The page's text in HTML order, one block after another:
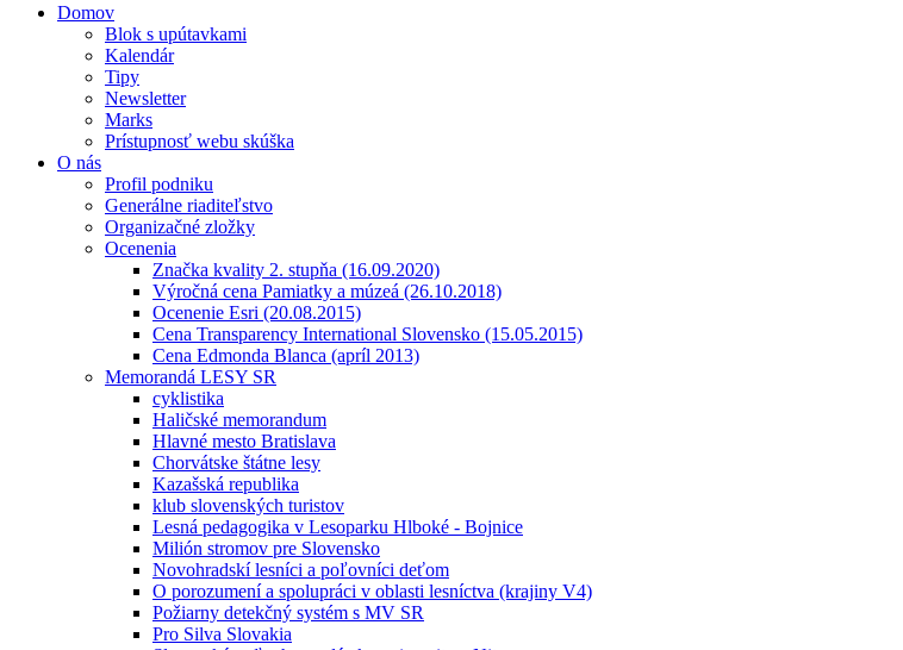
Domov
Blok s upútavkami
Kalendár
Tipy
Newsletter
Marks
Prístupnosť webu skúška
O nás
Profil podniku
Generálne riaditeľstvo
Organizačné zložky
Ocenenia
Značka kvality 2. stupňa (16.09.2020)
Výročná cena Pamiatky a múzeá (26.10.2018)
Ocenenie Esri (20.08.2015)
Cena Transparency International Slovensko (15.05.2015)
Cena Edmonda Blanca (apríl 2013)
Memorandá LESY SR
cyklistika
Haličské memorandum
Hlavné mesto Bratislava
Chorvátske štátne lesy
Kazašská republika
klub slovenských turistov
Lesná pedagogika v Lesoparku Hlboké - Bojnice
Milión stromov pre Slovensko
Novohradskí lesníci a poľovníci deťom
O porozumení a spolupráci v oblasti lesníctva (krajiny V4)
Požiarny detekčný systém s MV SR
Pro Silva Slovakia